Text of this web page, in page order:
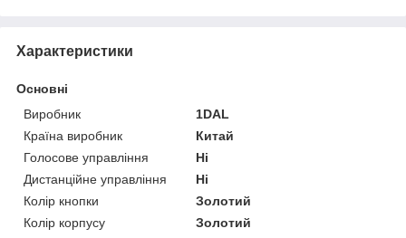
Характеристики
Основні
Виробник
1DAL
Країна виробник
Китай
Голосове управління
Ні
Дистанційне управління
Ні
Колір кнопки
Золотий
Колір корпусу
Золотий